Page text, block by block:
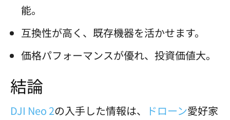
能。
互換性が高く、既存機器を活かせます。
価格パフォーマンスが優れ、投資価値大。
結論
DJI Neo 2の入手した情報は、 ドローン愛好家